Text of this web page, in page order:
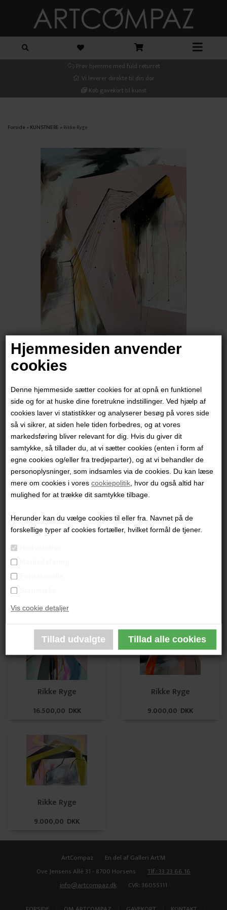
Hjemmesiden anvender
cookies
Denne hjemmeside sætter cookies for at opnå en funktionel
side og for at huske dine foretrukne indstillinger. Ved hjælp af
cookies laver vi statistikker og analyserer besøg på vores side
så vi sikrer, at siden hele tiden forbedres, og at vores
markedsføring bliver relevant for dig. Hvis du giver dit
samtykke, så tillader du, at vi sætter cookies (enten i form af
egne cookies og/eller fra tredjeparter), og at vi behandler de
personoplysninger, som indsamles via de cookies. Du kan læse
mere om cookies i vorescookiepolitik , hvor du også altid har
mulighed for at trække dit samtykke tilbage.
Herunder kan du vælge cookies til eller fra. Navnet på de
forskellige typer af cookies fortæller, hvilket formål de tjener.
Vis cookie detaljer
Prøv hjemme med fuld returret
Vi leverer direkte til din dør
Køb gavekort til kunst
Forside »KUNSTNERE »Rikke Ryge
Rikke Ryge
6.000,00DKK
"Uden Titel"
100x70cm.
Ikke indrammet
PRODUKTBESKRIVELSE
PRODUKTINFORMATION
Andre værker af kunstneren:
Rikke Ryge
16.500,00 DKK
Rikke Ryge
9.000,00 DKK
Rikke Ryge
9.000,00 DKK
ArtCompaz
En del af Galleri Art'M
Ove Jensens Allé 31 - 8700 Horsens
Tlf.: 33 23 66 16
info@artcompaz.dk
CVR: 36055111